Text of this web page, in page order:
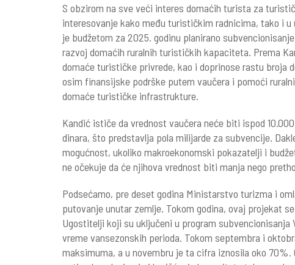
S obzirom na sve veći interes domaćih turista za
interesovanje kako među turističkim radnicima, tako i
je budžetom za 2025. godinu planirano
razvoj domaćih ruralnih turističkih kapaciteta. Prema
domaće turističke privrede, kao i doprinose rastu broja
osim finansijske podrške putem vaučera i pomoći
domaće turističke infrastrukture.
Kandić ističe da vrednost vaučera neće biti ispod
dinara, što predstavlja pola milijarde za subvencije.
mogućnost, ukoliko makroekonomski pokazatelji i
ne očekuje da će njihova vrednost biti manja nego
Podsećamo, pre deset godina Ministarstvo turizma i
putovanje unutar zemlje. Tokom godina, ovaj projekat
Ugostitelji koji su uključeni u program
vreme vansezonskih perioda. Tokom septembra i
maksimuma, a u novembru je ta cifra iznosila oko